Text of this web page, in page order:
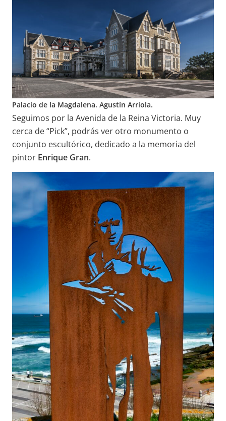
Palacio de la Magdalena. Agustín Arriola.
Seguimos por la Avenida de la Reina Victoria. Muy
cerca de “Pick”, podrás ver otro monumento o
conjunto escultórico, dedicado a la memoria del
pintor Enrique Gran.